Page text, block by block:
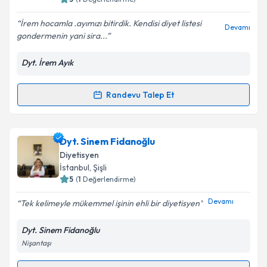
Kişisel verilerimin işlenmesine ilişkin
kapsamda işlenmesini kabul ediyorum.
İrem hocamla .ayımızı bitirdik. Kendisi diyet listesi
gondermenin yani sira...
Devamı
Dyt. İrem Ayık
Randevu Talep Et
Randevu Takvimi Talebi
Dyt. İrem Ayıkiçin randevu takvimi talebi oluşturun.
Size bu uzmandan randevu almanız için bir takvim
hazırlandığında e-posta ile bilgilendireceğiz.
Metni'ni okudum ve kişisel verilerimin belirtilen
Dyt. Sinem Fidanoğlu
Diyetisyen
İstanbul, Şişli
5 (1 Değerlendirme)
Tek kelimeyle mükemmel işinin ehli bir diyetisyen Devamı
Dyt. Sinem Fidanoğlu
Nişantaşı